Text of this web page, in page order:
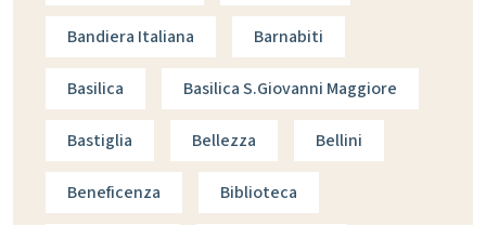
Bandiera Italiana Barnabiti
Basilica Basilica S.giovanni Maggiore
Bastiglia Bellezza Bellini
Beneficenza Biblioteca